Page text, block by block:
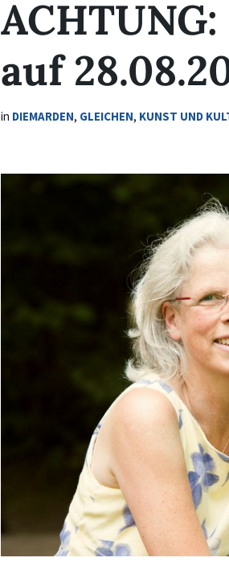
auf
in DIEMARDEN, GLEICHEN, KUNST UND